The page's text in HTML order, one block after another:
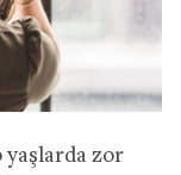
yaşlarda zor